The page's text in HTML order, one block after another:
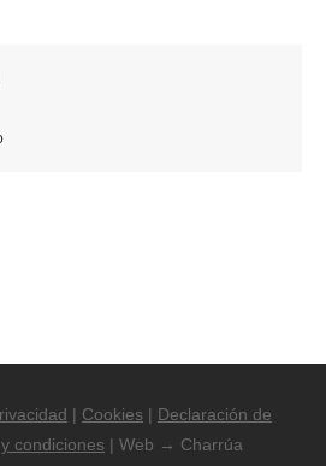
| Cookies | Declaración de
condiciones | Web → Charrúa